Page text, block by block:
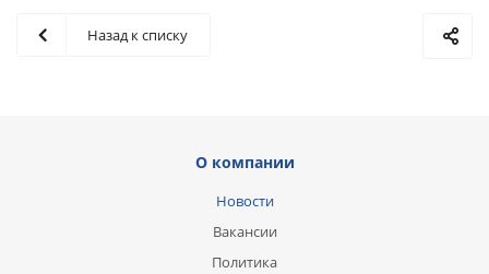
Назад к списку
О компании
Новости
Вакансии
Политика